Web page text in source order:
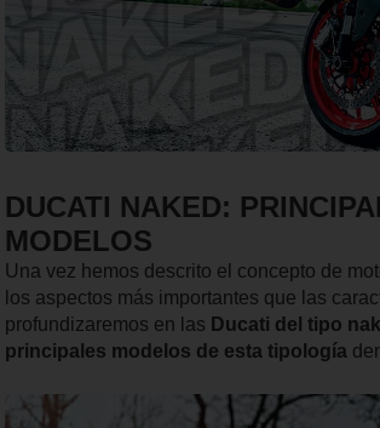
DUCATI NAKED:
MODELOS
Una vez hemos descrito el concepto de
los aspectos más importantes que las
profundizaremos en las Ducati del tipo
principales modelos de esta tipología